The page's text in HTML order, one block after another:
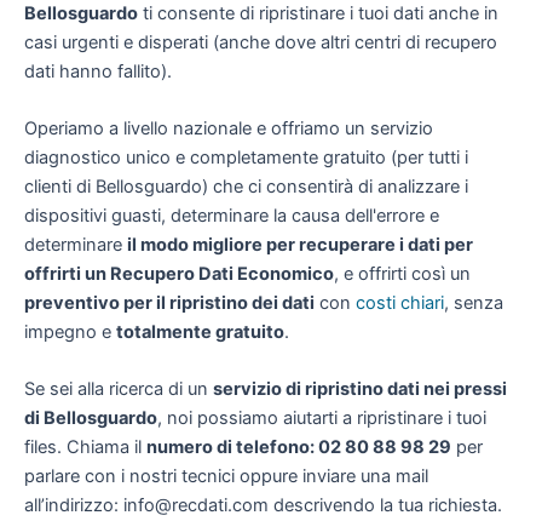
Bellosguardo ti consente di ripristinare i tuoi dati anche in
casi urgenti e disperati (anche dove altri centri di recupero
dati hanno fallito).
Operiamo a livello nazionale e offriamo un servizio
diagnostico unico e completamente gratuito (per tutti i
clienti di Bellosguardo) che ci consentirà di analizzare i
dispositivi guasti, determinare la causa dell'errore e
determinare il modo migliore per recuperare i dati per
offrirti un Recupero Dati Economico, e offrirti così un
preventivo per il ripristino dei dati con costi chiari, senza
impegno e totalmente gratuito.
Se sei alla ricerca di un servizio di ripristino dati nei pressi
di Bellosguardo, noi possiamo aiutarti a ripristinare i tuoi
files. Chiama il numero di telefono: 02 80 88 98 29 per
parlare con i nostri tecnici oppure inviare una mail
all’indirizzo: info@recdati.com descrivendo la tua richiesta.